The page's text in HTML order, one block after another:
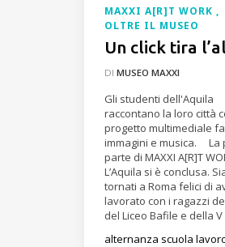
MAXXI A[R]T WORK
OLTRE IL MUSEO
Un click tira
DI MUSEO MAXXI
Gli studenti dell'Aquila
raccontano la loro città
progetto multimediale
immagini e musica. La
parte di MAXXI A[R]T
L’Aquila si è conclusa.
tornati a Roma felici di
lavorato con i ragazzi
del Liceo Bafile e della V
alternanza scuola